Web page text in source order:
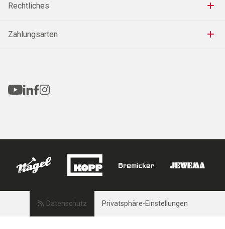
Rechtliches
Zahlungsarten
Datenschutz Privatsphäre-Einstellungen